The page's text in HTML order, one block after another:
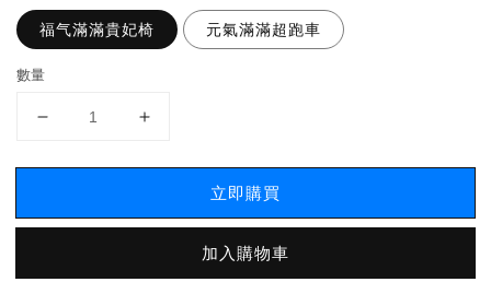
福气滿滿貴妃椅 元氣滿滿超跑車
數量
立即購買
加入購物車